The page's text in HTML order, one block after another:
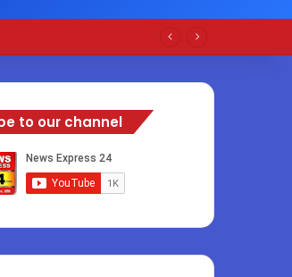
to our channel